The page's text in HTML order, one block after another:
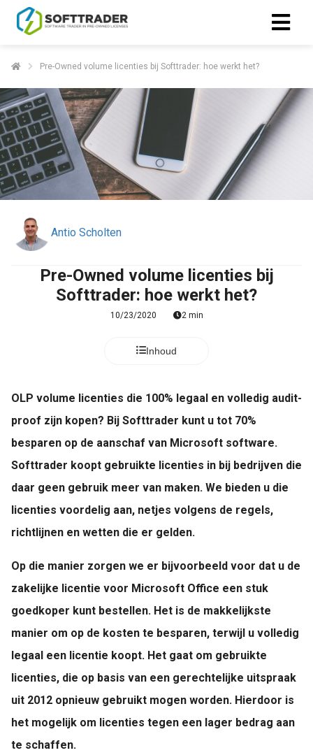
Pre-Owned volume licenties bij Softtrader: hoe werkt het?
Antio Scholten
Pre-Owned volume licenties bij
Softtrader: hoe werkt het?
10/23/2020 2 min
Inhoud
OLP volume licenties die 100% legaal en volledig audit-
proof zijn kopen? Bij Softtrader kunt u tot 70%
besparen op de aanschaf van Microsoft software.
Softtrader koopt gebruikte licenties in bij bedrijven die
daar geen gebruik meer van maken. We bieden u die
licenties voordelig aan, netjes volgens de regels,
richtlijnen en wetten die er gelden.
Op die manier zorgen we er bijvoorbeeld voor dat u de
zakelijke licentie voor Microsoft Office een stuk
goedkoper kunt bestellen. Het is de makkelijkste
manier om op de kosten te besparen, terwijl u volledig
legaal een licentie koopt. Het gaat om gebruikte
licenties, die op basis van een gerechtelijke uitspraak
uit 2012 opnieuw gebruikt mogen worden. Hierdoor is
het mogelijk om licenties tegen een lager bedrag aan
te schaffen.